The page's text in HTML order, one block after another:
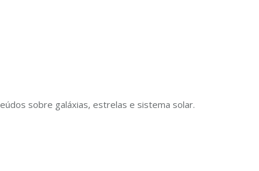
sobre galáxias, estrelas e sistema solar.